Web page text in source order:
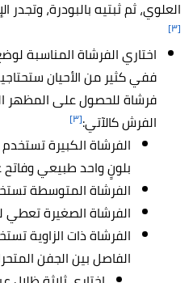
العلوي، ثم ثبتيه بالبودرة، وتجدر
[٣]
اختاري الفرشاة المناسبة
ففي كثير من الأحيان
فرشاة للحصول على المظهر
الفرش كالآتي:[٣]
الفرشاة الكبيرة
بلونٍ واحد طبيعي
الفرشاة المتوسطة
الفرشاة الصغيرة تعطي
الفرشاة ذات الزاوية
الفاصل بين الجفن